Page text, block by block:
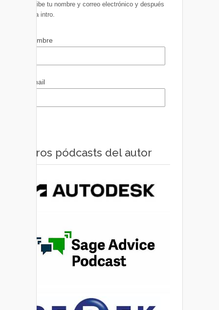
Escribe tu nombre y correo electrónico y después
pulsa intro.
Nombre
Email
Otros pódcasts del autor